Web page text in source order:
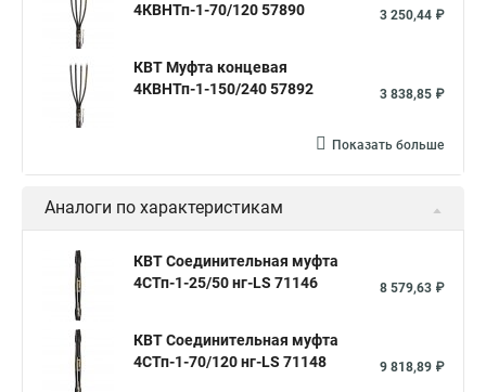
4КВНТп-1-70/120 57890
3 250,44 ₽
КВТ Муфта концевая
4КВНТп-1-150/240 57892
3 838,85 ₽
Показать больше
Аналоги по характеристикам
КВТ Соединительная муфта
4СТп-1-25/50 нг-LS 71146
8 579,63 ₽
КВТ Соединительная муфта
4СТп-1-70/120 нг-LS 71148
9 818,89 ₽